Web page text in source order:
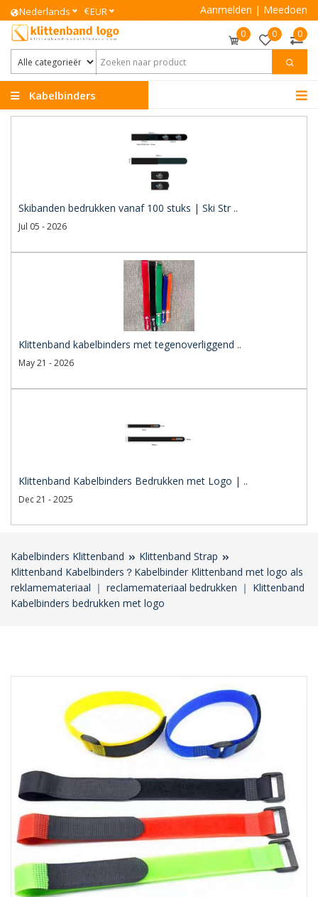
Nederlands €EUR Aanmelden | Meedoen
0 0 0
Kabelbinders
Skibanden bedrukken vanaf 100 stuks | Ski Str ..
Jul 05 - 2026
Klittenband kabelbinders met tegenoverliggend ..
May 21 - 2026
Klittenband Kabelbinders Bedrukken met Logo | ..
Dec 21 - 2025
Kabelbinders Klittenband
Klittenband Strap
Klittenband Kabelbinders？Kabelbinder Klittenband met logo als
reklamemateriaal ｜ reclamemateriaal bedrukken ｜ Klittenband
Kabelbinders bedrukken met logo